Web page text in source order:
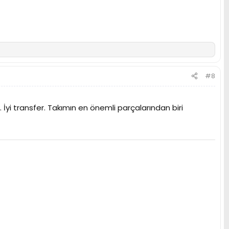
#8
transfer. Takımın en önemli parçalarından biri